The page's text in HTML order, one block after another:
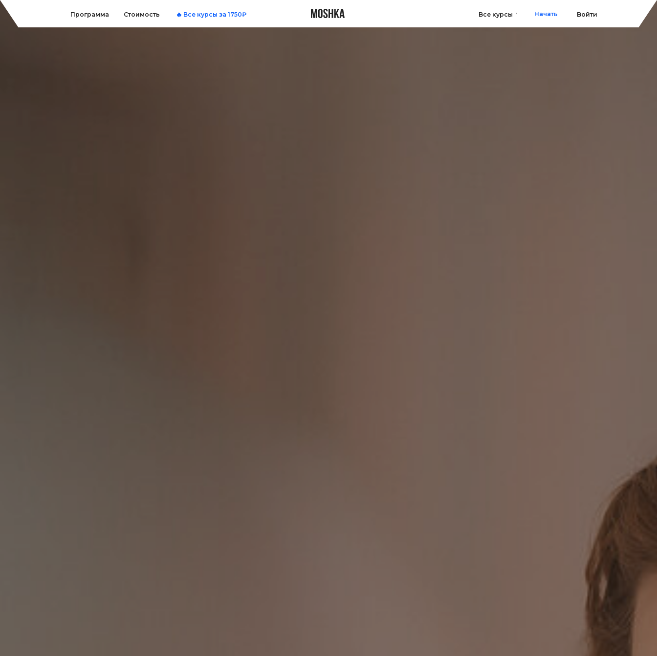
Начать Войти
🔥 Все курсы за 1750₽
Программа Стоимость